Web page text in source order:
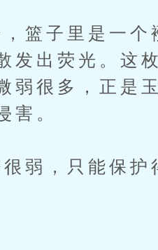
篮子里是一个
发出荧光。这
弱很多，正是
害。
弱，只能保护